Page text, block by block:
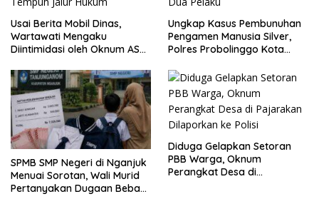
Usai Berita Mobil Dinas,
Wartawati Mengaku
Diintimidasi oleh Oknum ASN
Tempuh Jalur Hukum
Ungkap Kasus Pembunuhan
Pengamen Manusia Silver,
Polres Probolinggo Kota
SPMB SMP Negeri di Nganjuk
Menuai Sorotan, Wali Murid
Pertanyakan Dugaan Beban
Diduga Gelapkan Setoran
PBB Warga, Oknum
Perangkat Desa di